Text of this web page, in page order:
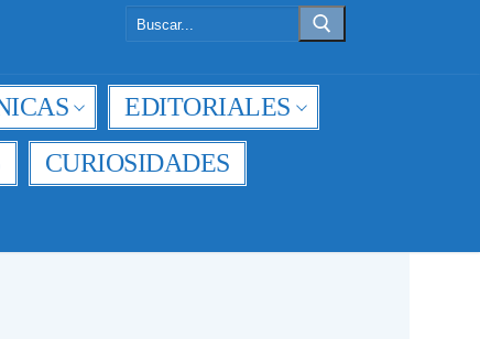
EDITORIALES
CURIOSIDADES